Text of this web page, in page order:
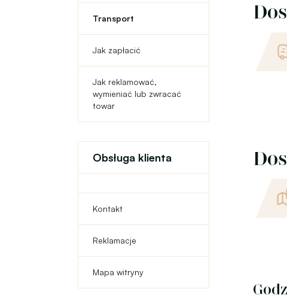
Transport
Jak zapłacić
Jak reklamować,
wymieniać lub zwracać
towar
Obsługa klienta
Kontakt
Reklamacje
Mapa witryny